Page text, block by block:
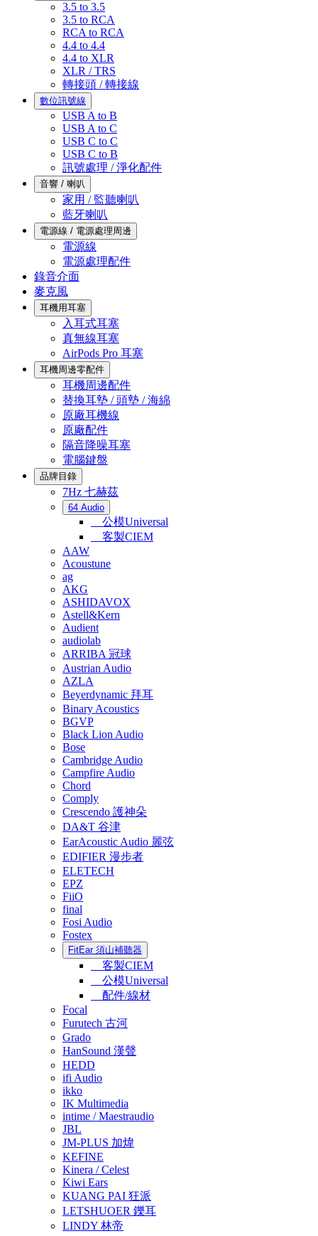
3.5 to 3.5
3.5 to RCA
RCA to RCA
4.4 to 4.4
4.4 to XLR
XLR / TRS
轉接頭 / 轉接線
數位訊號線
USB A to B
USB A to C
USB C to C
USB C to B
訊號處理 / 淨化配件
音響 / 喇叭
家用 / 監聽喇叭
藍牙喇叭
電源線 / 電源處理周邊
電源線
電源處理配件
錄音介面
麥克風
耳機用耳塞
入耳式耳塞
真無線耳塞
AirPods Pro 耳塞
耳機周邊零配件
耳機周邊配件
替換耳墊 / 頭墊 / 海綿
原廠耳機線
原廠配件
隔音降噪耳塞
電腦鍵盤
品牌目錄
7Hz 七赫茲
64 Audio
公模Universal
客製CIEM
AAW
Acoustune
ag
AKG
ASHIDAVOX
Astell&Kern
Audient
audiolab
ARRIBA 冠球
Austrian Audio
AZLA
Beyerdynamic 拜耳
Binary Acoustics
BGVP
Black Lion Audio
Bose
Cambridge Audio
Campfire Audio
Chord
Comply
Crescendo 護神朵
DA&T 谷津
EarAcoustic Audio 麗弦
EDIFIER 漫步者
ELETECH
EPZ
FiiO
final
Fosi Audio
Fostex
FitEar 須山補聽器
客製CIEM
公模Universal
配件/線材
Focal
Furutech 古河
Grado
HanSound 漢聲
HEDD
ifi Audio
ikko
IK Multimedia
intime / Maestraudio
JBL
JM-PLUS 加煒
KEFINE
Kinera / Celest
Kiwi Ears
KUANG PAI 狂派
LETSHUOER 鑠耳
LINDY 林帝